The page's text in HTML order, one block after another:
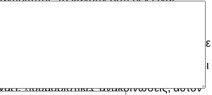
παντοδύναμος, δε σε ενδιαφέρει αν
Λειτουργείς χαζά. Δεν ήταν οριακά
τα είδε όλα, αλλά έδωσε τη
αυτός ο τρόμος, δεν το ξέρω. Έγινε
ήταν η τελική ντροπή της ελληνικής
τον ονομάτισα πέρυσι, σε ένα παιχνίδι
Καλλονή και στα όργια στην Ξάνθη. Ο κ.
χιουμοριστικές ανακοινώσεις, αυτόν